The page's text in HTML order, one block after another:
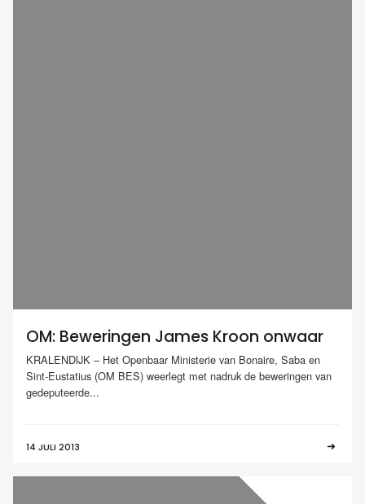
OM: Beweringen James Kroon onwaar
KRALENDIJK – Het Openbaar Ministerie van Bonaire, Saba en
Sint-Eustatius (OM BES) weerlegt met nadruk de beweringen van
gedeputeerde...
14 JULI 2013